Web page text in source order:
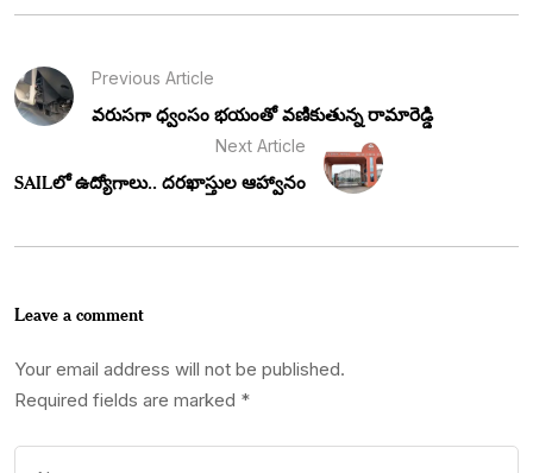
Previous Article
వరుసగా ధ్వంసం భయంతో వణికుతున్న రామారెడ్డి
Next Article
SAILలో ఉద్యోగాలు.. దరఖాస్తుల ఆహ్వానం
Leave a comment
Your email address will not be published.
Required fields are marked *